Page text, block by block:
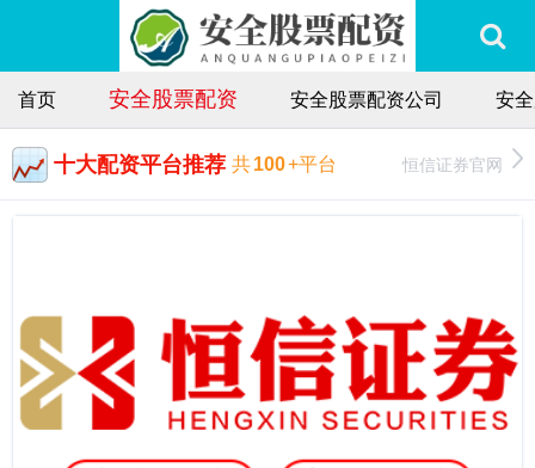
首页 安全股票配资 安全股票配资公司 安
十大配资平台推荐 共100+平台 恒信证券官网